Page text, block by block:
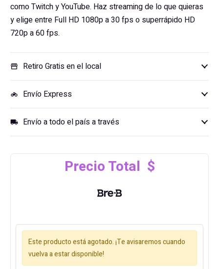
como Twitch y YouTube. Haz streaming de lo que quieras
y elige entre Full HD 1080p a 30 fps o superrápido HD
720p a 60 fps.
storefront Retiro Gratis en el local
motorcycle Envío Express
local_shipping Envío a todo el país a través
Precio Total $
Este producto está agotado. ¡Te avisaremos cuando
vuelva a estar disponible!